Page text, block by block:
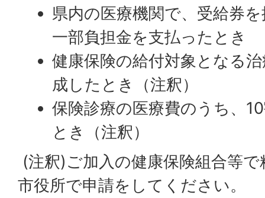
県内の医療機関で、受給券
一部負担金を支払ったとき
健康保険の給付対象となる
成したとき（注釈）
保険診療の医療費のうち、
とき（注釈）
(注釈)ご加入の健康保険組合等
市役所で申請をしてください。